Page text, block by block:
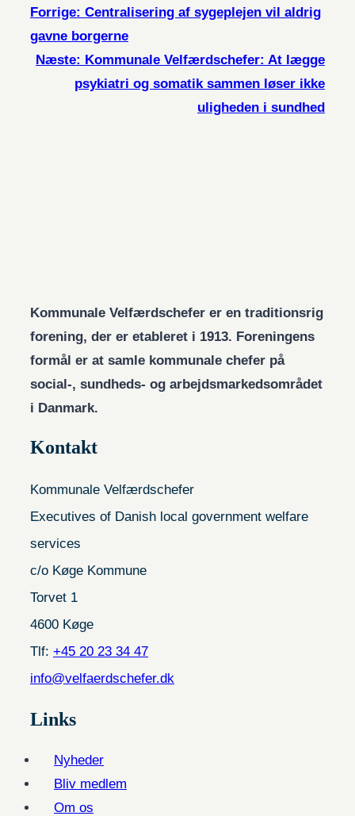
Forrige: Centralisering af sygeplejen vil aldrig
gavne borgerne
Næste: Kommunale Velfærdschefer: At lægge
psykiatri og somatik sammen løser ikke
uligheden i sundhed
Kommunale Velfærdschefer er en traditionsrig
forening, der er etableret i 1913. Foreningens
formål er at samle kommunale chefer på
social-, sundheds- og arbejdsmarkedsområdet
i Danmark.
Kontakt
Kommunale Velfærdschefer
Executives of Danish local government welfare
services
c/o Køge Kommune
Torvet 1
4600 Køge
Tlf: +45 20 23 34 47
info@velfaerdschefer.dk
Links
Nyheder
Bliv medlem
Om os